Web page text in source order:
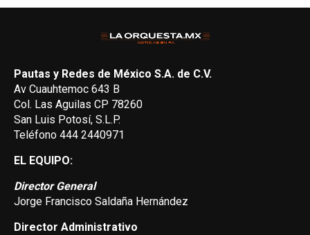
Pautas y Redes de México S.A. de C.V.
Av Cuauhtemoc 643 B
Col. Las Aguilas CP 78260
San Luis Potosí, S.L.P.
Teléfono 444 2440971
EL EQUIPO:
Director General
Jorge Francisco Saldaña Hernández
Director Administrativo